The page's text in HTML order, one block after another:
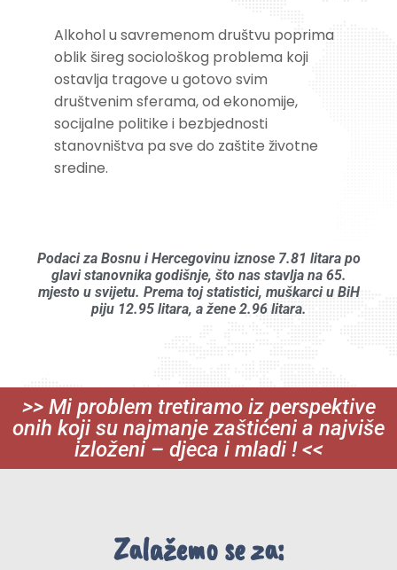
Alkohol u savremenom društvu poprima
oblik šireg sociološkog problema koji
ostavlja tragove u gotovo svim
društvenim sferama, od ekonomije,
socijalne politike i bezbjednosti
stanovništva pa sve do zaštite životne
sredine.
Podaci za Bosnu i Hercegovinu iznose 7.81 litara po
glavi stanovnika godišnje, što nas stavlja na 65.
mjesto u svijetu. Prema toj statistici, muškarci u BiH
piju 12.95 litara, a žene 2.96 litara.
>> Mi problem tretiramo iz perspektive
onih koji su najmanje zaštićeni a najviše
izloženi – djeca i mladi ! <<
Zalažemo se za: